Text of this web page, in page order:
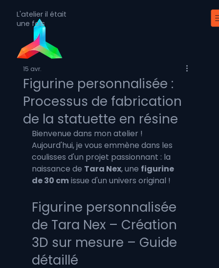
L'atelier il était
une fois
Figurine personnalisée :
Processus de fabrication
de la statuette en résine
15 avr.
Bienvenue dans mon atelier !
Aujourd'hui, je vous emmène dans les
coulisses d'un projet passionnant : la
naissance de Tara Nex, une figurine
de 30 cm issue d'un univers original !
Figurine personnalisée
de Tara Nex – Création
3D sur mesure – Guide
détaillé